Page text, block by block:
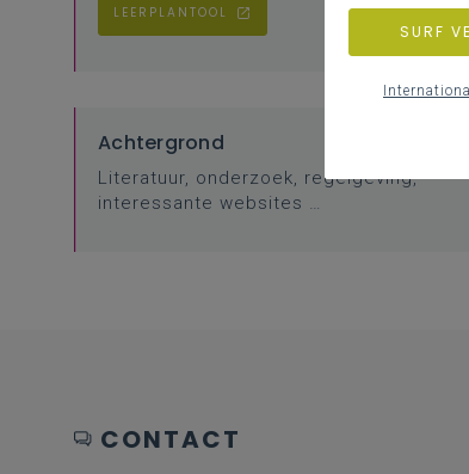
LEERPLANTOOL
Achtergrond
Literatuur, onderzoek, regelgeving,
interessante websites …
CONTACT
SURF